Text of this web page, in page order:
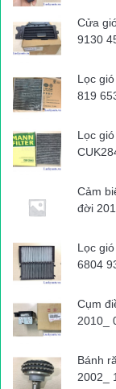
Là sản phẩm
xuất phụ tùng
đại tiên tiến
dụng.
Đảm bảo
hoạt động liên
Đội ngũ nhân
Hiện nay, với
hàng chính hãng,
thay thế cho các
Cửa
9130
Lọc
819
Lọc
Cảm
đời
Lọc
6804
Cụm
2010_
Bánh
2002_